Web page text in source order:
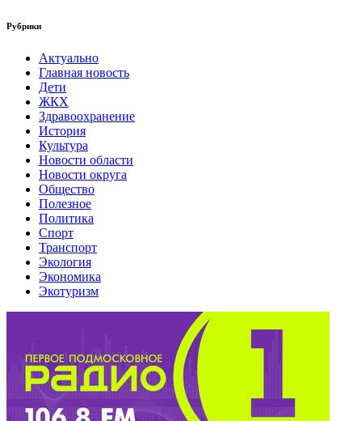
Рубрики
Актуально
Главная новость
Дети
ЖКХ
Здравоохранение
История
Культура
Новости области
Новости округа
Общество
Полезное
Политика
Спорт
Транспорт
Экология
Экономика
Экотуризм